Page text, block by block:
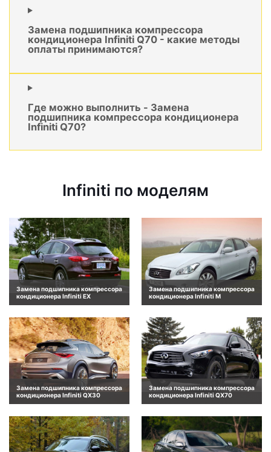
Замена подшипника компрессора
кондиционера Infiniti Q70 - какие методы
оплаты принимаются?
Где можно выполнить - Замена
подшипника компрессора кондиционера
Infiniti Q70?
Infiniti по моделям
Замена подшипника компрессора
кондиционера Infiniti EX
Замена подшипника компрессора
кондиционера Infiniti M
Замена подшипника компрессора
кондиционера Infiniti QX30
Замена подшипника компрессора
кондиционера Infiniti QX70